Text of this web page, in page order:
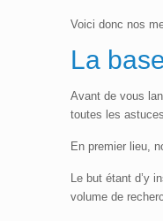
Voici donc nos
La
Avant de vous
toutes les
En premier lieu,
Le but étant d’y
volume de